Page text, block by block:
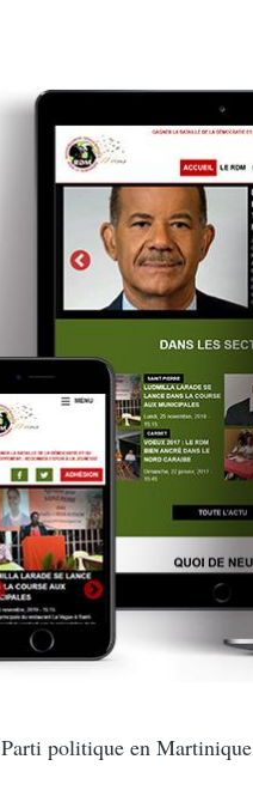
Intro
Parti politique en Martinique